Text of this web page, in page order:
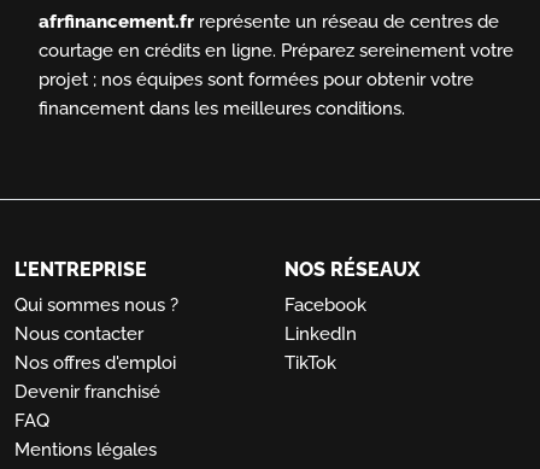
afrfinancement.fr représente un réseau de centres de
courtage en crédits en ligne. Préparez sereinement votre
projet ; nos équipes sont formées pour obtenir votre
financement dans les meilleures conditions.
L'ENTREPRISE
Qui sommes nous ?
Nous contacter
Nos offres d'emploi
Devenir franchisé
FAQ
Mentions légales
NOS RÉSEAUX
Facebook
LinkedIn
TikTok